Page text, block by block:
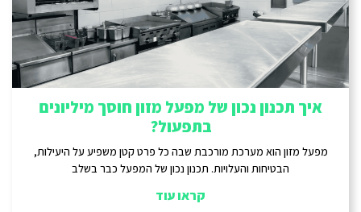
איך תכנון נכון של מפעל מזון חוסך מיליונים
בתפעול?
מפעל מזון הוא מערכת מורכבת שבה כל פרט קטן משפיע על היעילות,
הבטיחות והעלויות. תכנון נכון של המפעל כבר בשלב
קראו עוד